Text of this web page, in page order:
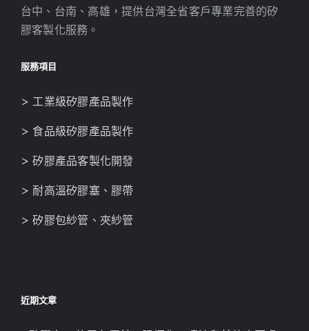
台中、台南、高雄，提供台灣全省客戶專業完善的矽
膠客製化服務。
服務項目
> 工業級矽膠產品製作
> 食品級矽膠產品製作
> 矽膠產品客製化開發
> 耐高溫矽膠塞、膠帶
> 矽膠包紗管、夾紗管
近期文章